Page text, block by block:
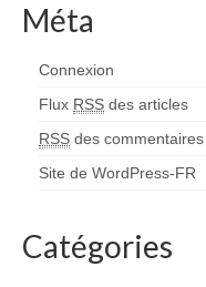
Méta
Connexion
Flux RSS des articles
RSS des commentaires
Site de WordPress-FR
Catégories